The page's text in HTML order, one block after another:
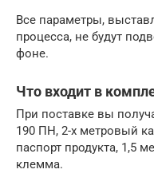
Все параметры,
процесса, не будут
фоне.
Что входит в
При поставке вы
190 ПН, 2-х метровый
паспорт продукта, 1,5
клемма.